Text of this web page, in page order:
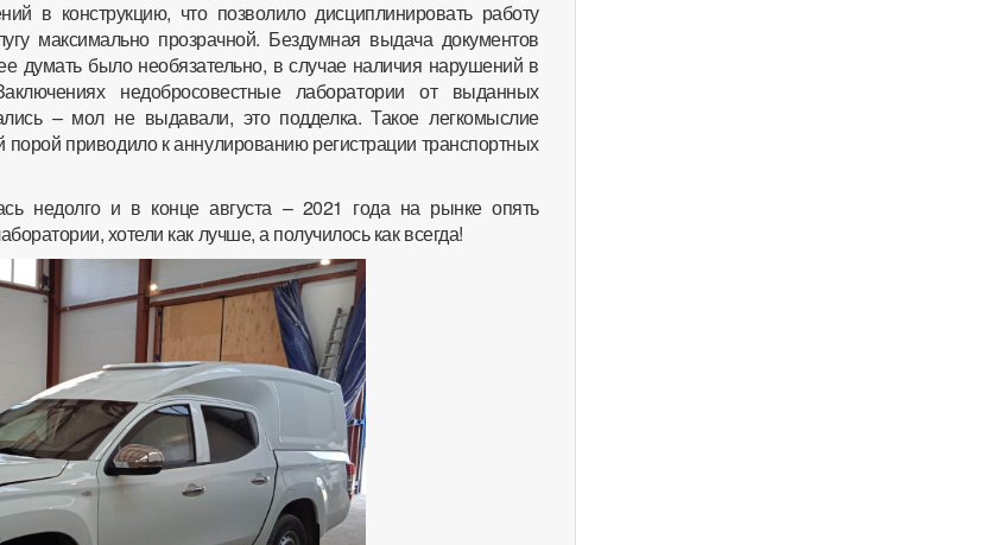
в конструкцию, что позволило дисциплинировать работу
максимально прозрачной. Бездумная выдача документов
думать было необязательно, в случае наличия нарушений в
недобросовестные лаборатории от выданных
– мол не выдавали, это подделка. Такое легкомыслие
приводило к аннулированию регистрации транспортных
недолго и в конце августа – 2021 года на рынке опять
хотели как лучше, а получилось как всегда!